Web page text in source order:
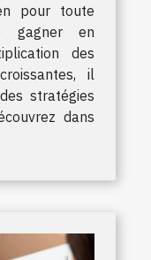
pour toute
gagner en
des
il
stratégies
dans